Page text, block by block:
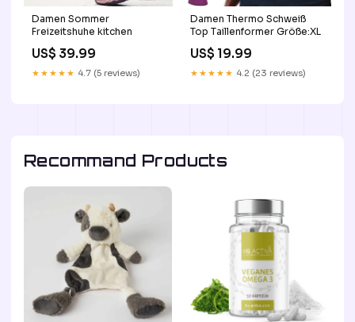
Damen Sommer
Freizeitshuhe kitchen
US$ 39.99
★★★★★ 4.7 (5 reviews)
Damen Thermo Schweiß
Top Taillenformer Größe:XL
US$ 19.99
★★★★★ 4.2 (23 reviews)
Recommand Products